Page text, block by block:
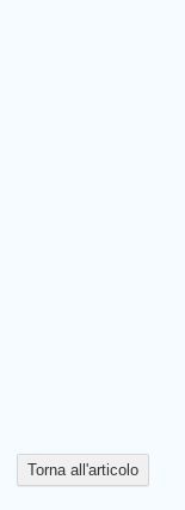
Torna all'articolo